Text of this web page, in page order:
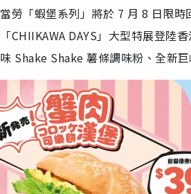
勞「蝦堡系列」將於 7 月 8 日限
CHIIKAWA DAYS」大型特展登陸
Shake Shake 薯條調味粉、全新